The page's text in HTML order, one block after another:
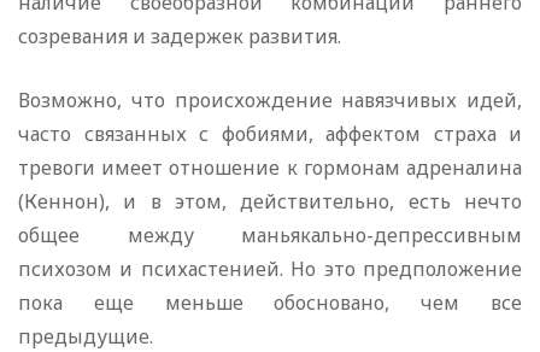
созревания и задержек развития.
Возможно, что происхождение навязчивых идей,
часто связанных с фобиями, аффектом страха и
тревоги имеет отношение к гормонам адреналина
(Кеннон), и в этом, действительно, есть нечто
общее между маньякально-депрессивным
психозом и психастенией. Но это предположение
пока еще меньше обосновано, чем все
предыдущие.